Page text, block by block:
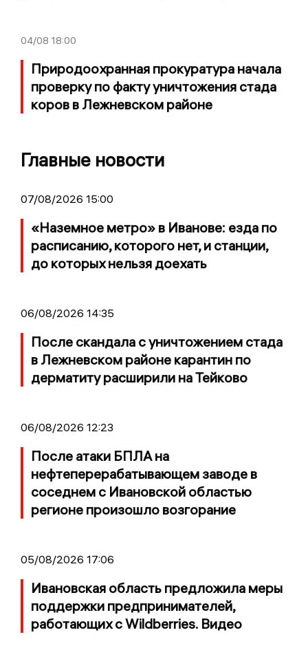
04/08 18:00
Природоохранная прокуратура начала
проверку по факту уничтожения стада
коров в Лежневском районе
Главные новости
07/08/2026 15:00
«Наземное метро» в Иванове: езда по
расписанию, которого нет, и станции,
до которых нельзя доехать
06/08/2026 14:35
После скандала с уничтожением стада
в Лежневском районе карантин по
дерматиту расширили на Тейково
06/08/2026 12:23
После атаки БПЛА на
нефтеперерабатывающем заводе в
соседнем с Ивановской областью
регионе произошло возгорание
05/08/2026 17:06
Ивановская область предложила меры
поддержки предпринимателей,
работающих с Wildberries. Видео